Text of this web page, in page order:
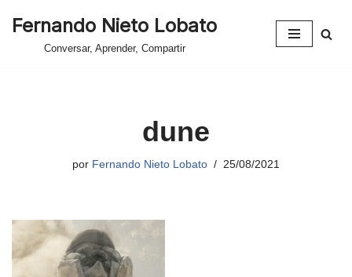
Fernando Nieto Lobato
Conversar, Aprender, Compartir
dune
por Fernando Nieto Lobato 25/08/2021